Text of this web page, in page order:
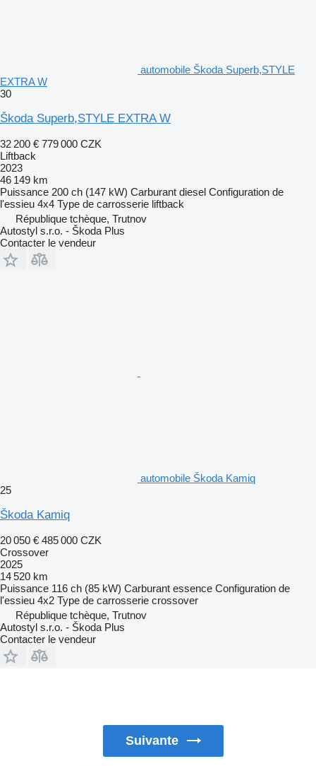
automobile Škoda Superb,STYLE
EXTRA W
30
Škoda Superb,STYLE EXTRA W
32 200 € 779 000 CZK
Liftback
2023
46 149 km
Puissance 200 ch (147 kW) Carburant diesel Configuration de
l'essieu 4x4 Type de carrosserie liftback
République tchèque, Trutnov
Autostyl s.r.o. - Škoda Plus
Contacter le vendeur
automobile Škoda Kamiq
25
Škoda Kamiq
20 050 € 485 000 CZK
Crossover
2025
14 520 km
Puissance 116 ch (85 kW) Carburant essence Configuration de
l'essieu 4x2 Type de carrosserie crossover
République tchèque, Trutnov
Autostyl s.r.o. - Škoda Plus
Contacter le vendeur
Suivante